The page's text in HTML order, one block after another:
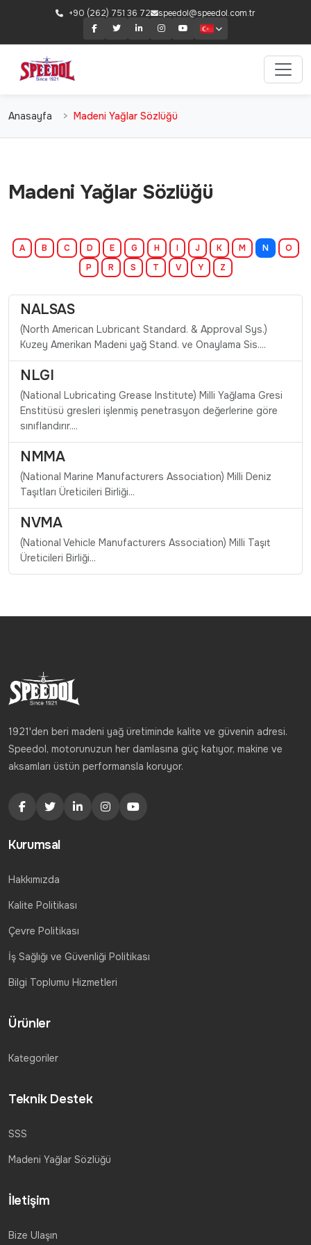
+90 (262) 751 36 72 speedol@speedol.com.tr
Anasayfa Madeni Yağlar Sözlüğü
Madeni Yağlar Sözlüğü
A B C D E G H I J K M N
O
P
R S T V Y Z
NALSAS
(North American Lubricant Standard. & Approval Sys.)
Kuzey Amerikan Madeni yağ Stand. ve Onaylama Sis....
NLGI
(National Lubricating Grease Institute) Milli Yağlama Gresi
Enstitüsü gresleri işlenmiş penetrasyon değerlerine göre
sınıflandırır....
NMMA
(National Marine Manufacturers Association) Milli Deniz
Taşıtları Üreticileri Birliği...
NVMA
(National Vehicle Manufacturers Association) Milli Taşıt
Üreticileri Birliği...
1921'den beri madeni yağ üretiminde kalite ve güvenin adresi.
Speedol, motorunuzun her damlasına güç katıyor, makine ve
aksamları üstün performansla koruyor.
Kurumsal
Hakkımızda
Kalite Politikası
Çevre Politikası
İş Sağlığı ve Güvenliği Politikası
Bilgi Toplumu Hizmetleri
Ürünler
Kategoriler
Teknik Destek
SSS
Madeni Yağlar Sözlüğü
İletişim
Bize Ulaşın